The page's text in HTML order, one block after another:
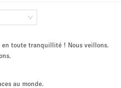
en toute tranquillité ! Nous veillons.
au monde.